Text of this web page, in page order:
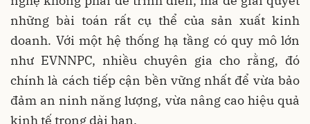
những bài toán rất cụ thể của sản xuất kinh
doanh. Với một hệ thống hạ tầng có quy mô lớn
như EVNNPC, nhiều chuyên gia cho rằng, đó
chính là cách tiếp cận bền vững nhất để vừa bảo
đảm an ninh năng lượng, vừa nâng cao hiệu quả
kinh tế trong dài hạn.